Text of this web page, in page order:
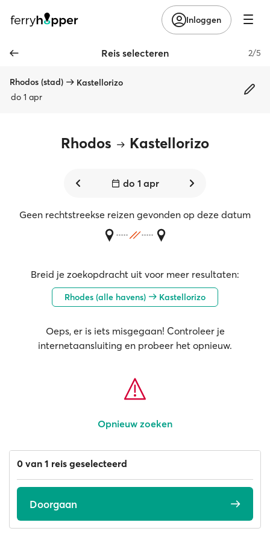
Inloggen
Reis selecteren 2/5
Rhodos (stad)
Kastellorizo
do 1 apr
Rhodos Kastellorizo
do 1 apr
Geen rechtstreekse reizen gevonden op deze datum
Breid je zoekopdracht uit voor meer resultaten:
Rhodes (alle havens) Kastellorizo
Oeps, er is iets misgegaan! Controleer je
internetaansluiting en probeer het opnieuw.
Opnieuw zoeken
0 van 1 reis geselecteerd
Doorgaan